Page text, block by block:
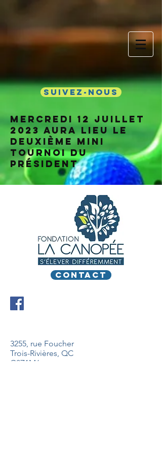
Suivez-nous
Mercredi 12 juillet
2023 aura lieu le
deuxième mini
tournoi du
président
CONTACT
3255, rue Foucher
Trois-Rivières, QC
G8Z1M6